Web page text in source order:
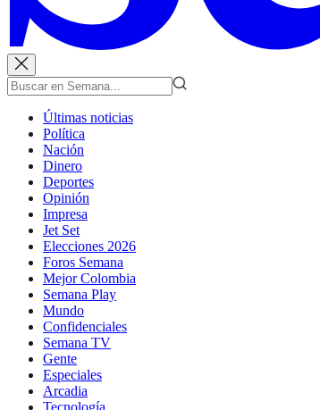
Últimas noticias
Política
Nación
Dinero
Deportes
Opinión
Impresa
Jet Set
Elecciones 2026
Foros Semana
Mejor Colombia
Semana Play
Mundo
Confidenciales
Semana TV
Gente
Especiales
Arcadia